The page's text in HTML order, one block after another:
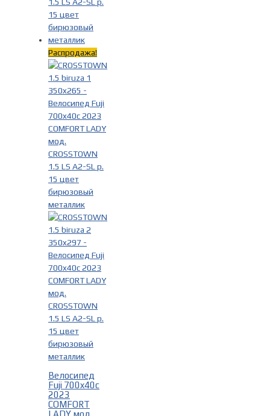
15 дюймов
47см(1)
52см(1)
Fuji XS 49см рост 152-163см
Fuji XS 52см рост 158-168см
Диаметр колес
28 дюймов
700x25c
700x30c
700x40c
Женские
Мужские
Распродажа!
Велосипед
Fuji 700x40c
2023
COMFORT
LADY мод.